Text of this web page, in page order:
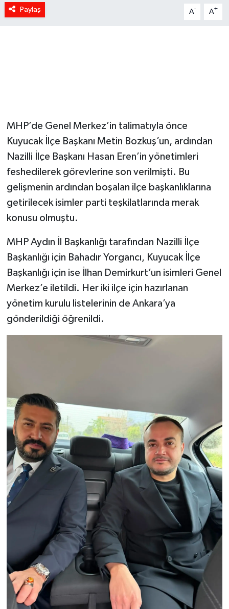
Paylaş A- A+
MHP’de Genel Merkez’in talimatıyla önce
Kuyucak İlçe Başkanı Metin Bozkuş’un, ardından
Nazilli İlçe Başkanı Hasan Eren’in yönetimleri
feshedilerek görevlerine son verilmişti. Bu
gelişmenin ardından boşalan ilçe başkanlıklarına
getirilecek isimler parti teşkilatlarında merak
konusu olmuştu.
MHP Aydın İl Başkanlığı tarafından Nazilli İlçe
Başkanlığı için Bahadır Yorgancı, Kuyucak İlçe
Başkanlığı için ise İlhan Demirkurt’un isimleri Genel
Merkez’e iletildi. Her iki ilçe için hazırlanan
yönetim kurulu listelerinin de Ankara’ya
gönderildiği öğrenildi.